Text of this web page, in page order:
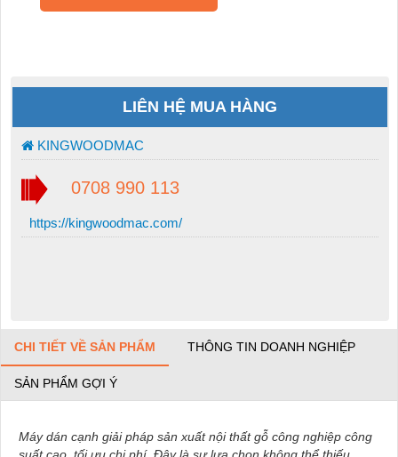
LIÊN HỆ MUA HÀNG
KINGWOODMAC
0708 990 113
https://kingwoodmac.com/
CHI TIẾT VỀ SẢN PHẨM THÔNG TIN DOANH NGHIỆP
SẢN PHẨM GỢI Ý
Máy dán cạnh giải pháp sản xuất nội thất gỗ công nghiệp công
suất cao, tối ưu chi phí. Đây là sự lựa chọn không thể thiếu